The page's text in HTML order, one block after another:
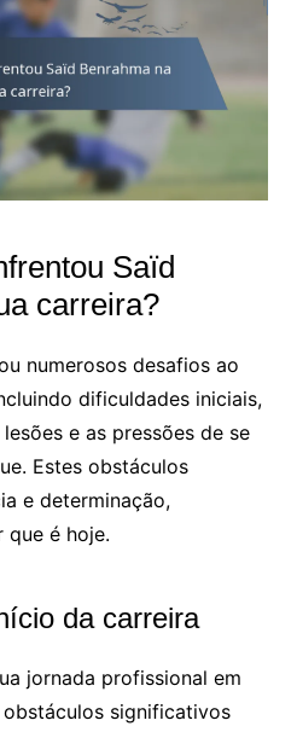
Saïd
carreira?
numerosos desafios ao
dificuldades iniciais,
e as pressões de se
Estes obstáculos
e determinação,
é hoje.
da carreira
jornada profissional em
significativos